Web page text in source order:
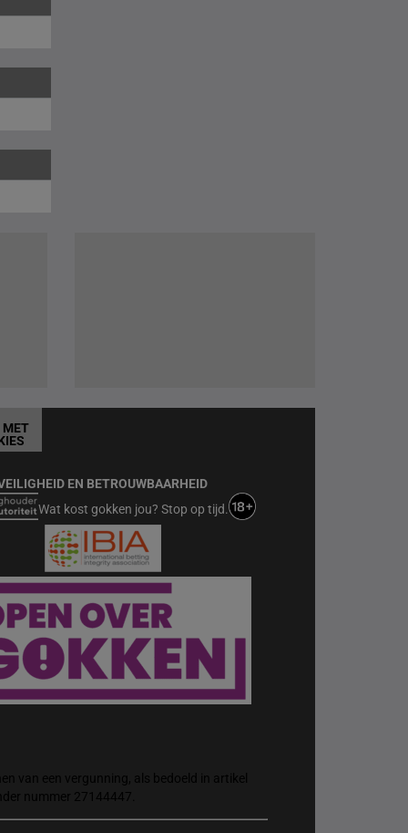
EN BETROUWBAARHEID
Wat kost gokken jou? Stop op tijd.
van een vergunning, als bedoeld in artikel
nummer 27144447.